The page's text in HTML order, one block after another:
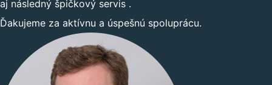
aj následný špičkový servis .
Ďakujeme za aktívnu a úspešnú spoluprácu.